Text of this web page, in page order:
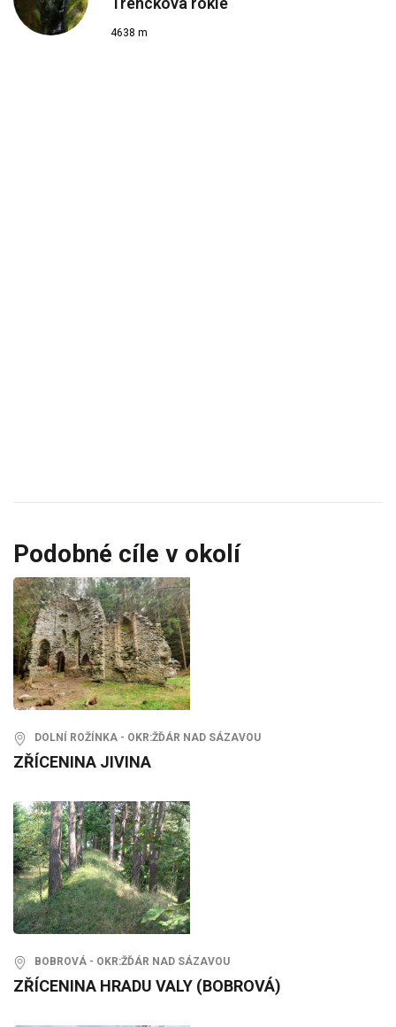
4638 m
Podobné cíle v okolí
DOLNÍ ROŽÍNKA - OKR:ŽĎÁR NAD SÁZAVOU
ZŘÍCENINA JIVINA
BOBROVÁ - OKR:ŽĎÁR NAD SÁZAVOU
ZŘÍCENINA HRADU VALY (BOBROVÁ)